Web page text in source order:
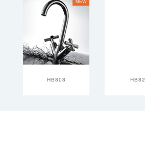
HB808
NEW
HB82